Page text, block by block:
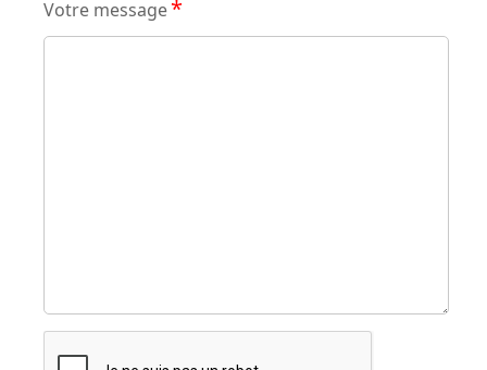
Votre message*